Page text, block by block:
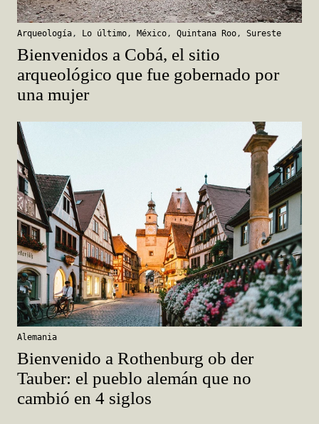
Arqueología , Lo último , México , Quintana Roo , Sureste
Bienvenidos a Cobá, el sitio
arqueológico que fue gobernado por
una mujer
Alemania
Bienvenido a Rothenburg ob der
Tauber: el pueblo alemán que no
cambió en 4 siglos